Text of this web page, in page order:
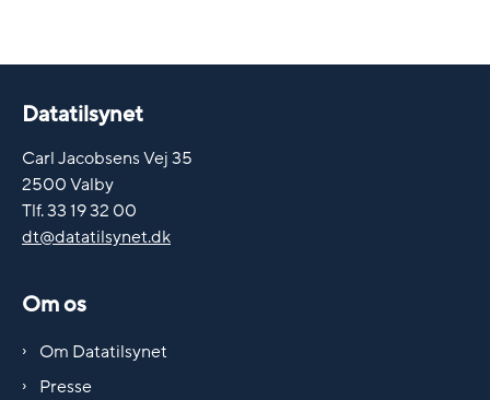
Datatilsynet
Carl Jacobsens Vej 35
2500 Valby
Tlf. 33 19 32 00
dt@datatilsynet.dk
Om os
Om Datatilsynet
Presse